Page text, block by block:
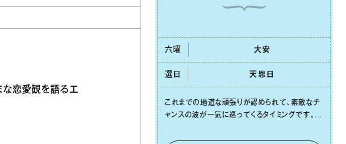
恋愛観を語るエ
六曜 ⼤安
選日 天恩⽇
これまでの地道な頑張りが認められて、素敵なチ
ャンスの波が⼀気に巡ってくるタイミングです。周
せずに笑顔で受け取りましょう。みんなと⼀緒に